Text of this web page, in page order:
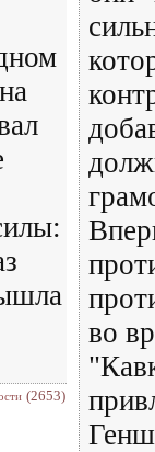
(2653)
во